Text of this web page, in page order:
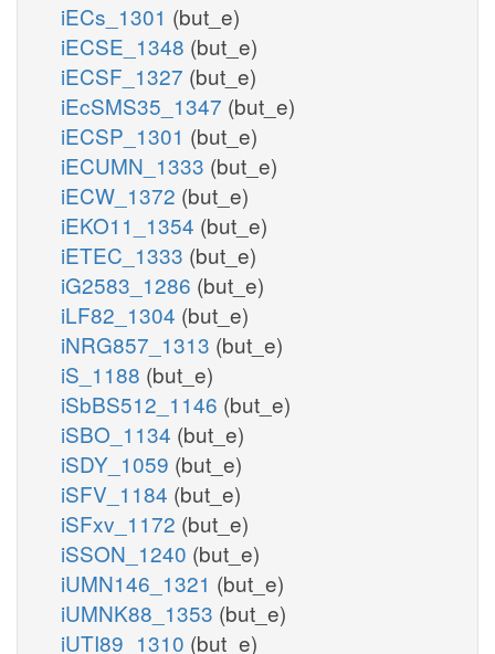
iECs_1301 (but_e)
iECSE_1348 (but_e)
iECSF_1327 (but_e)
iEcSMS35_1347 (but_e)
iECSP_1301 (but_e)
iECUMN_1333 (but_e)
iECW_1372 (but_e)
iEKO11_1354 (but_e)
iETEC_1333 (but_e)
iG2583_1286 (but_e)
iLF82_1304 (but_e)
iNRG857_1313 (but_e)
iS_1188 (but_e)
iSbBS512_1146 (but_e)
iSBO_1134 (but_e)
iSDY_1059 (but_e)
iSFV_1184 (but_e)
iSFxv_1172 (but_e)
iSSON_1240 (but_e)
iUMN146_1321 (but_e)
iUMNK88_1353 (but_e)
iUTI89_1310 (but_e)